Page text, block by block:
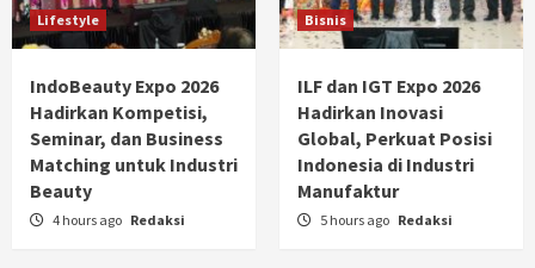
Lifestyle
IndoBeauty Expo 2026
Hadirkan Kompetisi,
Seminar, dan Business
Matching untuk Industri
Beauty
4 hours ago Redaksi
Bisnis
ILF dan IGT Expo 2026
Hadirkan Inovasi
Global, Perkuat Posisi
Indonesia di Industri
Manufaktur
5 hours ago Redaksi